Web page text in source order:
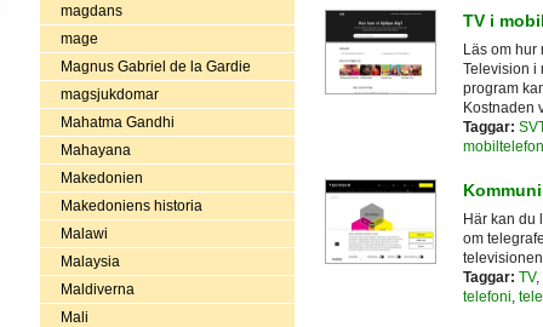
magdans
mage
Magnus Gabriel de la Gardie
magsjukdomar
Mahatma Gandhi
Mahayana
Makedonien
Makedoniens historia
Malawi
Malaysia
Maldiverna
Mali
TV i
Läs om hur
Television i
program
Kostnaden
Taggar:
Här kan du
om
Taggar: TV,
telefoni,